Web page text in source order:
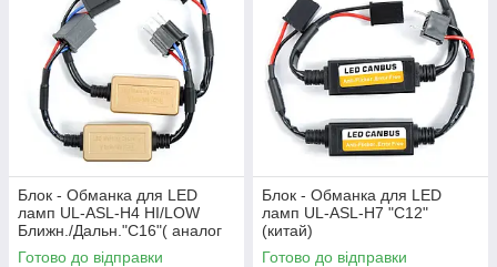
Блок - Обманка для LED
ламп UL-ASL-H4 HI/LOW
Ближн./Дальн."C16"( аналог
Бакстер)
Готово до відправки
Блок - Обманка для LED
ламп UL-ASL-H7 "C12"
(китай)
Готово до відправки